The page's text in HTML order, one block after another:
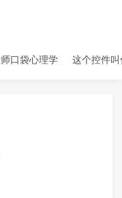
口袋心理学 这个控件叫